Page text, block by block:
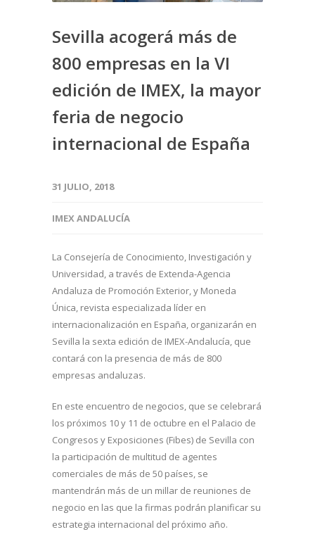
Sevilla acogerá más de
800 empresas en la VI
edición de IMEX, la mayor
feria de negocio
internacional de España
31 JULIO, 2018
IMEX ANDALUCÍA
La Consejería de Conocimiento, Investigación y
Universidad, a través de Extenda-Agencia
Andaluza de Promoción Exterior, y Moneda
Única, revista especializada líder en
internacionalización en España, organizarán en
Sevilla la sexta edición de IMEX-Andalucía, que
contará con la presencia de más de 800
empresas andaluzas.
En este encuentro de negocios, que se celebrará
los próximos 10 y 11 de octubre en el Palacio de
Congresos y Exposiciones (Fibes) de Sevilla con
la participación de multitud de agentes
comerciales de más de 50 países, se
mantendrán más de un millar de reuniones de
negocio en las que la firmas podrán planificar su
estrategia internacional del próximo año.